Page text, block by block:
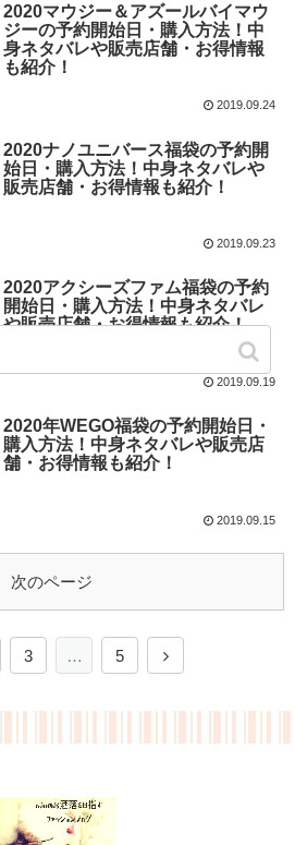
2020マウジー＆アズールバイマウ
ジーの予約開始日・購入方法！中
身ネタバレや販売店舗・お得情報
も紹介！
2019.09.24
2020ナノユニバース福袋の予約開
始日・購入方法！中身ネタバレや
販売店舗・お得情報も紹介！
2019.09.23
2020アクシーズファム福袋の予約
開始日・購入方法！中身ネタバレ
や販売店舗・お得情報も紹介！
2019.09.19
2020年WEGO福袋の予約開始日・
購入方法！中身ネタバレや販売店
舗・お得情報も紹介！
2019.09.15
次のページ
3 … 5